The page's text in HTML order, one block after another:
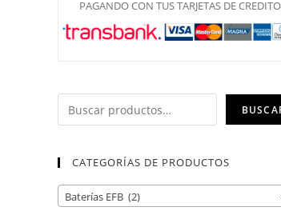
PAGANDO CON TUS TARJETAS DE CREDITO
CATEGORÍAS DE PRODUCTOS
Baterías EFB (2)